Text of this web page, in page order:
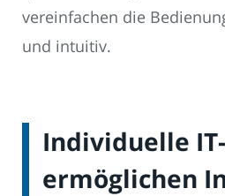
vereinfachen die
und intuitiv.
Individuelle
ermöglichen